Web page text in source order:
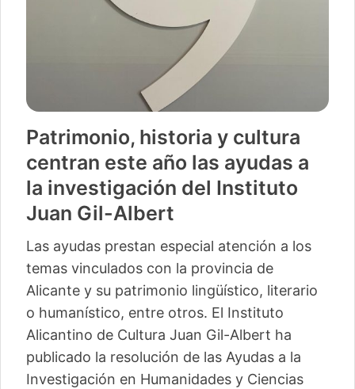
Patrimonio, historia y cultura
centran este año las ayudas a
la investigación del Instituto
Juan Gil-Albert
Las ayudas prestan especial atención a los
temas vinculados con la provincia de
Alicante y su patrimonio lingüístico, literario
o humanístico, entre otros. El Instituto
Alicantino de Cultura Juan Gil-Albert ha
publicado la resolución de las Ayudas a la
Investigación en Humanidades y Ciencias